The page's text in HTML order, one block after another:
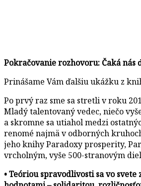
Pokračovanie rozhovoru: Čaká nás
Prinášame Vám ďalšiu ukážku z
Po prvý raz sme sa stretli v roku
Mladý talentovaný vedec, niečo
a skromne sa utiahol medzi
renomé najmä v odborných
jeho knihy Paradoxy prosperity,
vrcholným, vyše 500-stranovým
• Teóriou spravodlivosti sa vo